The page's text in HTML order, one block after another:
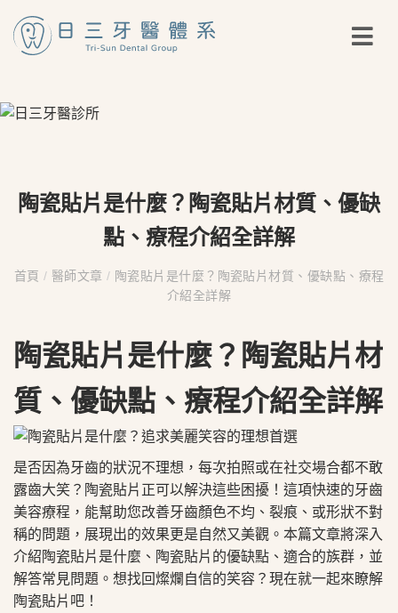
陶瓷貼片是什麼？陶瓷貼片材質、優缺
點、療程介紹全詳解
首頁 / 醫師文章/ 陶瓷貼片是什麼？陶瓷貼片材質、優缺點、療程
介紹全詳解
陶瓷貼片是什麼？陶瓷貼片材
質、優缺點、療程介紹全詳解
是否因為牙齒的狀況不理想，每次拍照或在社交場合都不敢
露齒大笑？陶瓷貼片正可以解決這些困擾！這項快速的牙齒
美容療程，能幫助您改善牙齒顏色不均、裂痕、或形狀不對
稱的問題，展現出的效果更是自然又美觀。本篇文章將深入
介紹陶瓷貼片是什麼、陶瓷貼片的優缺點、適合的族群，並
解答常見問題。想找回燦爛自信的笑容？現在就一起來瞭解
陶瓷貼片吧！